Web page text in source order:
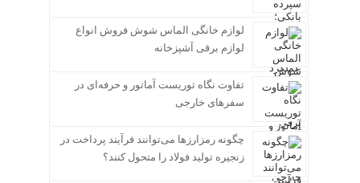
لوازم خانگی الماس شوش فروش انواع
لوازم برقی آشپزخانه
تفاوت نگاه توریست آماتور و حرفه‌ای در
سفرهای خارجی
چگونه رمزارزها می‌توانند فرآیند پرداخت در
زنجیره تولید فولاد را متحول کنند؟